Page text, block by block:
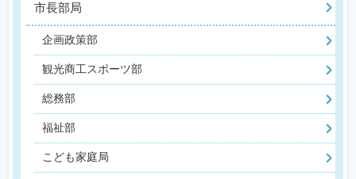
市長部局
企画政策部
観光商工スポーツ部
総務部
福祉部
こども家庭局